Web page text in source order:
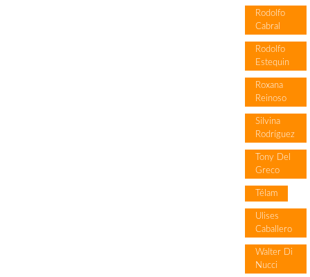
Rodolfo
Cabral
Rodolfo
Estequin
Roxana
Reinoso
Silvina
Rodríguez
Tony Del
Greco
Télam
Ulises
Caballero
Walter Di
Nucci